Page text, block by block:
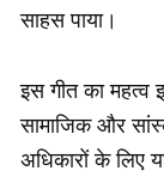
साहस पाया।
इस गीत का महत्व
सामाजिक और
अधिकारों के लिए